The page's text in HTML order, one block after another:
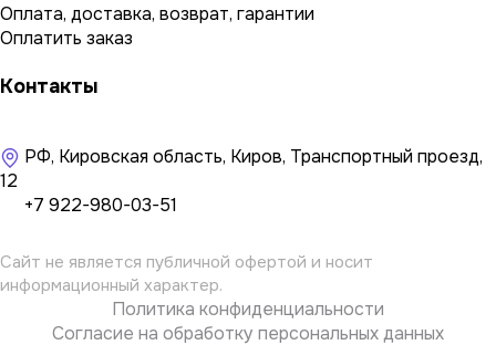
Оплата, доставка, возврат, гарантии
Оплатить заказ
Контакты
РФ, Кировская область, Киров, Транспортный проезд,
12
+7 922-980-03-51
Сайт не является публичной офертой и носит
информационный характер.
Политика конфиденциальности
Согласие на обработку персональных данных